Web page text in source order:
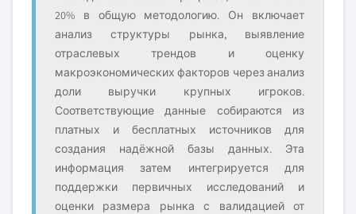
20% в общую методологию. Он включает
анализ структуры рынка, выявление
отраслевых трендов и оценку
макроэкономических факторов через анализ
доли выручки крупных игроков.
Соответствующие данные собираются из
платных и бесплатных источников для
создания надёжной базы данных. Эта
информация затем интегрируется для
поддержки первичных исследований и
оценки размера рынка с валидацией от